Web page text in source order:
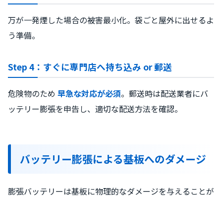
万が一発煙した場合の被害最小化。袋ごと屋外に出せるよ
う準備。
Step 4：すぐに専門店へ持ち込み or 郵送
危険物のため 早急な対応が必須。郵送時は配送業者にバ
ッテリー膨張を申告し、適切な配送方法を確認。
バッテリー膨張による基板へのダメージ
膨張バッテリーは基板に物理的なダメージを与えることが